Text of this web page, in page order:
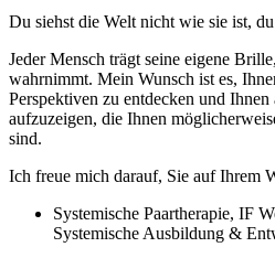
Du siehst die Welt nicht wie sie ist,
Jeder Mensch trägt seine eigene
wahrnimmt. Mein Wunsch ist es,
Perspektiven zu entdecken und
aufzuzeigen, die Ihnen
sind.
Ich freue mich darauf, Sie auf Ihrem
Systemische Paartherapie, IF
Systemische Ausbildung &